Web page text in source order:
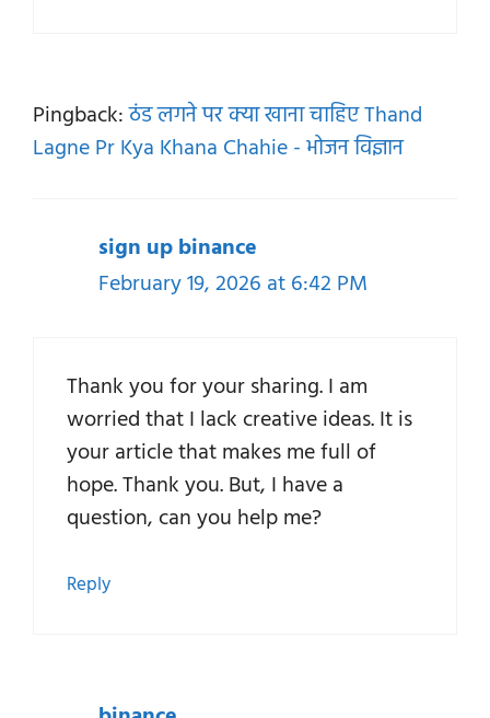
Pingback:ठंड लगने पर क्या खाना चाहिए Thand
Lagne Pr Kya Khana Chahie - भोजन विज्ञान
sign up binance
February 19, 2026 at 6:42 PM
Thank you for your sharing. I am
worried that I lack creative ideas. It is
your article that makes me full of
hope. Thank you. But, I have a
question, can you help me?
Reply